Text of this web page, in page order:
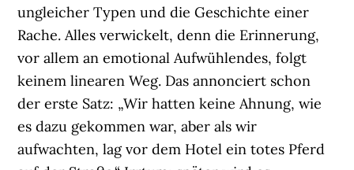
ungleicher Typen und die Geschichte einer
Rache. Alles verwickelt, denn die Erinnerung,
vor allem an emotional Aufwühlendes, folgt
keinem linearen Weg. Das annonciert schon
der erste Satz: „Wir hatten keine Ahnung, wie
es dazu gekommen war, aber als wir
aufwachten, lag vor dem Hotel ein totes Pferd